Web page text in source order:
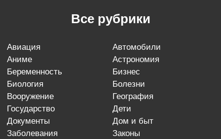
Все рубрики
авиация
автомобили
аниме
астрономия
беременность
бизнес
биология
болезни
вооружение
география
государство
дети
документы
дом и быт
заболевания
законы